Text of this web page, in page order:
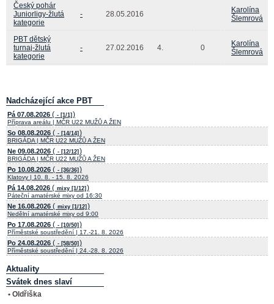
Český pohár
Juniorligy-žlutá
kategorie
- 28.05.2016
Karolína
Šlemrová
PBT dětský
turnaj-žlutá
kategorie
- 27.02.2016 4. 0
Karolína
Šlemrová
Nadcházející akce PBT
Pá 07.08.2026 ( - [1/1] )
Příprava areálu | MČR U22 MUŽŮ A ŽEN
So 08.08.2026 ( - [14/14] )
BRIGÁDA | MČR U22 MUŽŮ A ŽEN
Ne 09.08.2026 ( - [12/12] )
BRIGÁDA | MČR U22 MUŽŮ A ŽEN
Po 10.08.2026 ( - [36/36] )
Klatovy | 10. 8. - 15. 8. 2026
Pá 14.08.2026 ( mixy [1/12] )
Páteční amatérské mixy od 16:30
Ne 16.08.2026 ( mixy [1/12] )
Nedělní amatérské mixy od 9:00
Po 17.08.2026 ( - [10/50] )
Příměstské soustředění | 17.-21. 8. 2026
Po 24.08.2026 ( - [58/50] )
Příměstské soustředění | 24.-28. 8. 2026
Aktuality
Svátek dnes slaví
• Oldřiška